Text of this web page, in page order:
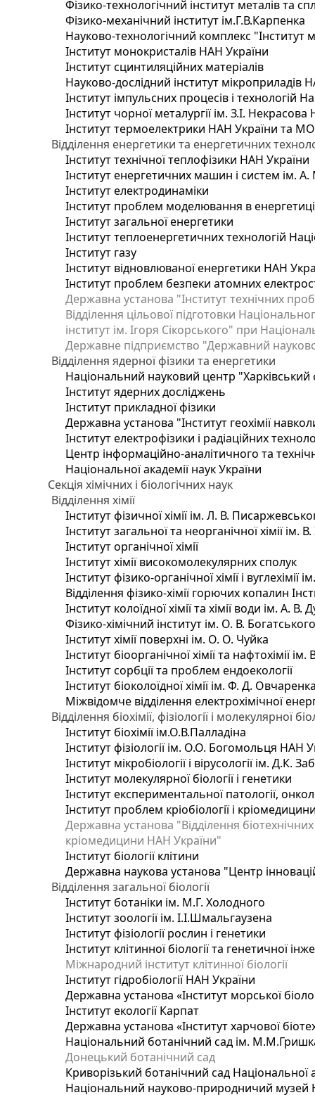
Фізико-технологічний інститут металів та
Фізико-механічний інститут ім.Г.В.Карпенка
Науково-технологічний комплекс "Інститут
Інститут монокристалів НАН України
Інститут сцинтиляційних матеріалів
Науково-дослідний інститут мікроприладів
Інститут імпульсних процесів і технологій
Інститут чорної металургії ім. З.І.
Інститут термоелектрики НАН України та
Відділення енергетики та енергетичних
Інститут технічної теплофізики НАН України
Інститут енергетичних машин і систем ім.
Інститут електродинаміки
Інститут проблем моделювання в
Інститут загальної енергетики
Інститут теплоенергетичних технологій
Інститут газу
Інститут відновлюваної енергетики НАН
Інститут проблем безпеки атомних
Державна установа "Інститут технічних
Відділення цільової підготовки
інститут ім. Ігоря Сікорського" при
Державне підприємство "Державний
Відділення ядерної фізики та енергетики
Національний науковий центр "Харківський
Інститут ядерних досліджень
Інститут прикладної фізики
Державна установа "Інститут геохімії
Інститут електрофізики і радіаційних
Центр інформаційно-аналітичного та
Національної академії наук України
Секція хімічних і біологічних наук
Відділення хімії
Інститут фізичної хімії ім. Л. В.
Інститут загальної та неорганічної хімії ім.
Інститут органічної хімії
Інститут хімії високомолекулярних сполук
Інститут фізико-органічної хімії і
Відділення фізико-хімії горючих копалин
Інститут колоїдної хімії та хімії води ім. А.
Фізико-хімічний інститут ім. О. В.
Інститут хімії поверхні ім. О. О. Чуйка
Інститут біоорганічної хімії та нафтохімії
Інститут сорбції та проблем ендоекології
Інститут біоколоїдної хімії ім. Ф. Д.
Міжвідомче відділення електрохімічної
Відділення біохімії, фізіології і молекулярної
Інститут біохімії ім.О.В.Палладіна
Інститут фізіології ім. О.О. Богомольця НАН
Інститут мікробіології і вірусології ім. Д.К.
Інститут молекулярної біології і генетики
Інститут експериментальної патології,
Інститут проблем кріобіології і
Державна установа "Відділення
кріомедицини НАН України"
Інститут біології клітини
Державна наукова установа "Центр
Відділення загальної біології
Інститут ботаніки ім. М.Г. Холодного
Інститут зоології ім. І.І.Шмальгаузена
Інститут фізіології рослин і генетики
Інститут клітинної біології та генетичної
Міжнародний інститут клітинної біології
Інститут гідробіології НАН України
Державна установа «Інститут морської
Інститут екології Карпат
Державна установа «Інститут харчової
Національний ботанічний сад ім.
Донецький ботанічний сад
Криворізький ботанічний сад Національної
Національний науково-природничий музей